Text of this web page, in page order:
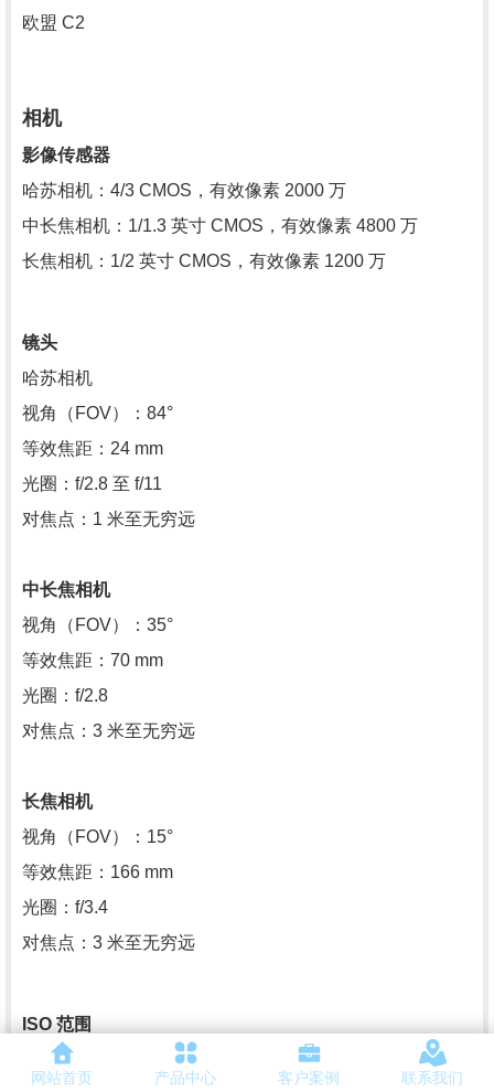
欧盟 C2
相机
影像传感器
哈苏相机：4/3 CMOS，有效像素 2000 万
中长焦相机：1/1.3 英寸 CMOS，有效像素 4800 万
长焦相机：1/2 英寸 CMOS，有效像素 1200 万
镜头
哈苏相机
视角（FOV）：84°
等效焦距：24 mm
光圈：f/2.8 至 f/11
对焦点：1 米至无穷远
中长焦相机
视角（FOV）：35°
等效焦距：70 mm
光圈：f/2.8
对焦点：3 米至无穷远
长焦相机
视角（FOV）：15°
等效焦距：166 mm
光圈：f/3.4
对焦点：3 米至无穷远
ISO 范围
视频
网站首页 产品中心 客户案例 联系我们